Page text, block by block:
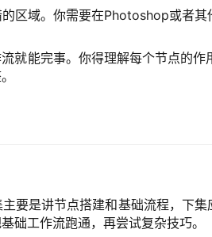
区域。你需要在Photoshop或者
就能完事。你得理解每个节点的作
要是讲节点搭建和基础流程，下
础工作流跑通，再尝试复杂技巧。